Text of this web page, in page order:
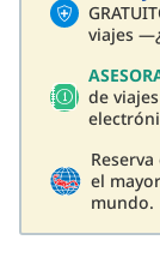
viajes
de
el
mundo.